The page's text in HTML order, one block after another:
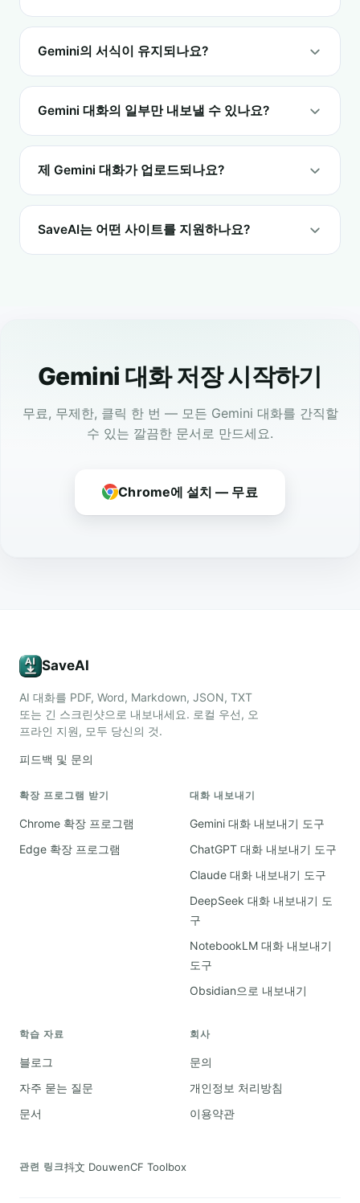
Gemini의 서식이 유지되나요?
Gemini 대화의 일부만 내보낼 수 있나요?
제 Gemini 대화가 업로드되나요?
SaveAI는 어떤 사이트를 지원하나요?
Gemini 대화 저장 시작하기
무료, 무제한, 클릭 한 번 — 모든 Gemini 대화를 간직할
수 있는 깔끔한 문서로 만드세요.
Chrome에 설치 — 무료
SaveAI
AI 대화를 PDF, Word, Markdown, JSON, TXT
또는 긴 스크린샷으로 내보내세요. 로컬 우선, 오
프라인 지원, 모두 당신의 것.
피드백 및 문의
확장 프로그램 받기
Chrome 확장 프로그램
Edge 확장 프로그램
대화 내보내기
Gemini 대화 내보내기 도구
ChatGPT 대화 내보내기 도구
Claude 대화 내보내기 도구
DeepSeek 대화 내보내기 도
구
NotebookLM 대화 내보내기
도구
Obsidian으로 내보내기
학습 자료
블로그
자주 묻는 질문
문서
회사
문의
개인정보 처리방침
이용약관
관련 링크抖文 DouwenCF Toolbox